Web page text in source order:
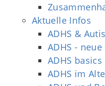
Aktuelle Infos
ADHS &
ADHS -
ADHS basics
ADHS im